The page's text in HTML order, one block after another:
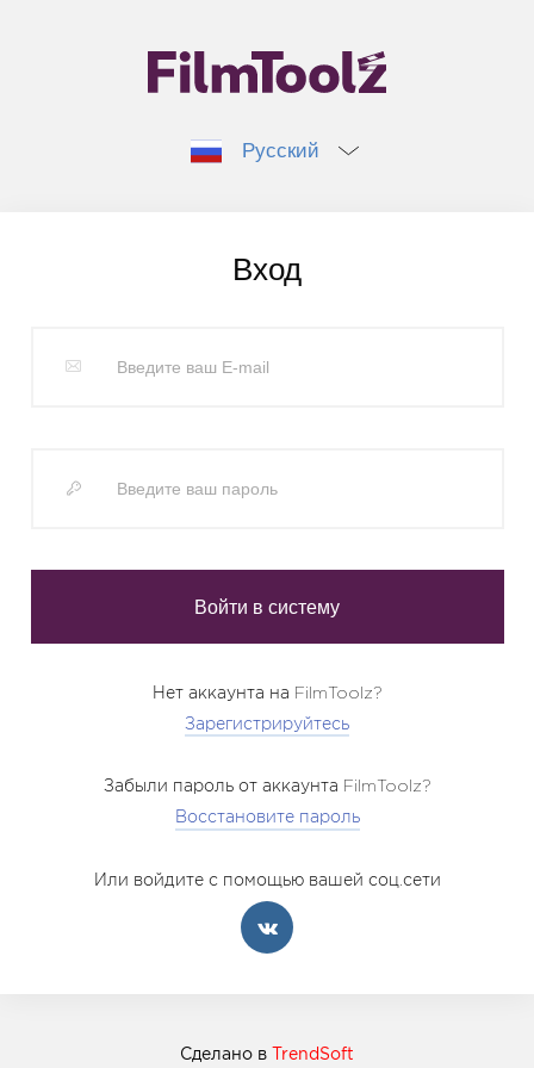
Русский
Вход
Нет аккаунта на FilmToolz?
Зарегистрируйтесь
Забыли пароль от аккаунта FilmToolz?
Восстановите пароль
Или войдите с помощью вашей соц.сети
Сделано в TrendSoft